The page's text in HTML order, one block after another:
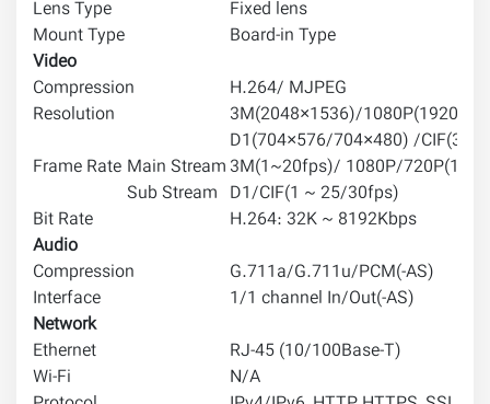
Lens Type
Fixed lens
Mount Type
Board-in Type
Video
Compression
H.264/ MJPEG
Resolution
3M(2048×1536)/
D1(704×576/704×480) /
Frame Rate Main Stream 3M(1~20fps)/ 1080P/720P(1 ~
Sub Stream D1/CIF(1 ~ 25/30fps)
Bit Rate
H.264: 32K ~ 8192Kbps
Audio
Compression
G.711a/G.711u/PCM(-AS)
Interface
1/1 channel In/Out(-AS)
Network
Ethernet
RJ-45 (10/100Base-T)
Wi-Fi
N/A